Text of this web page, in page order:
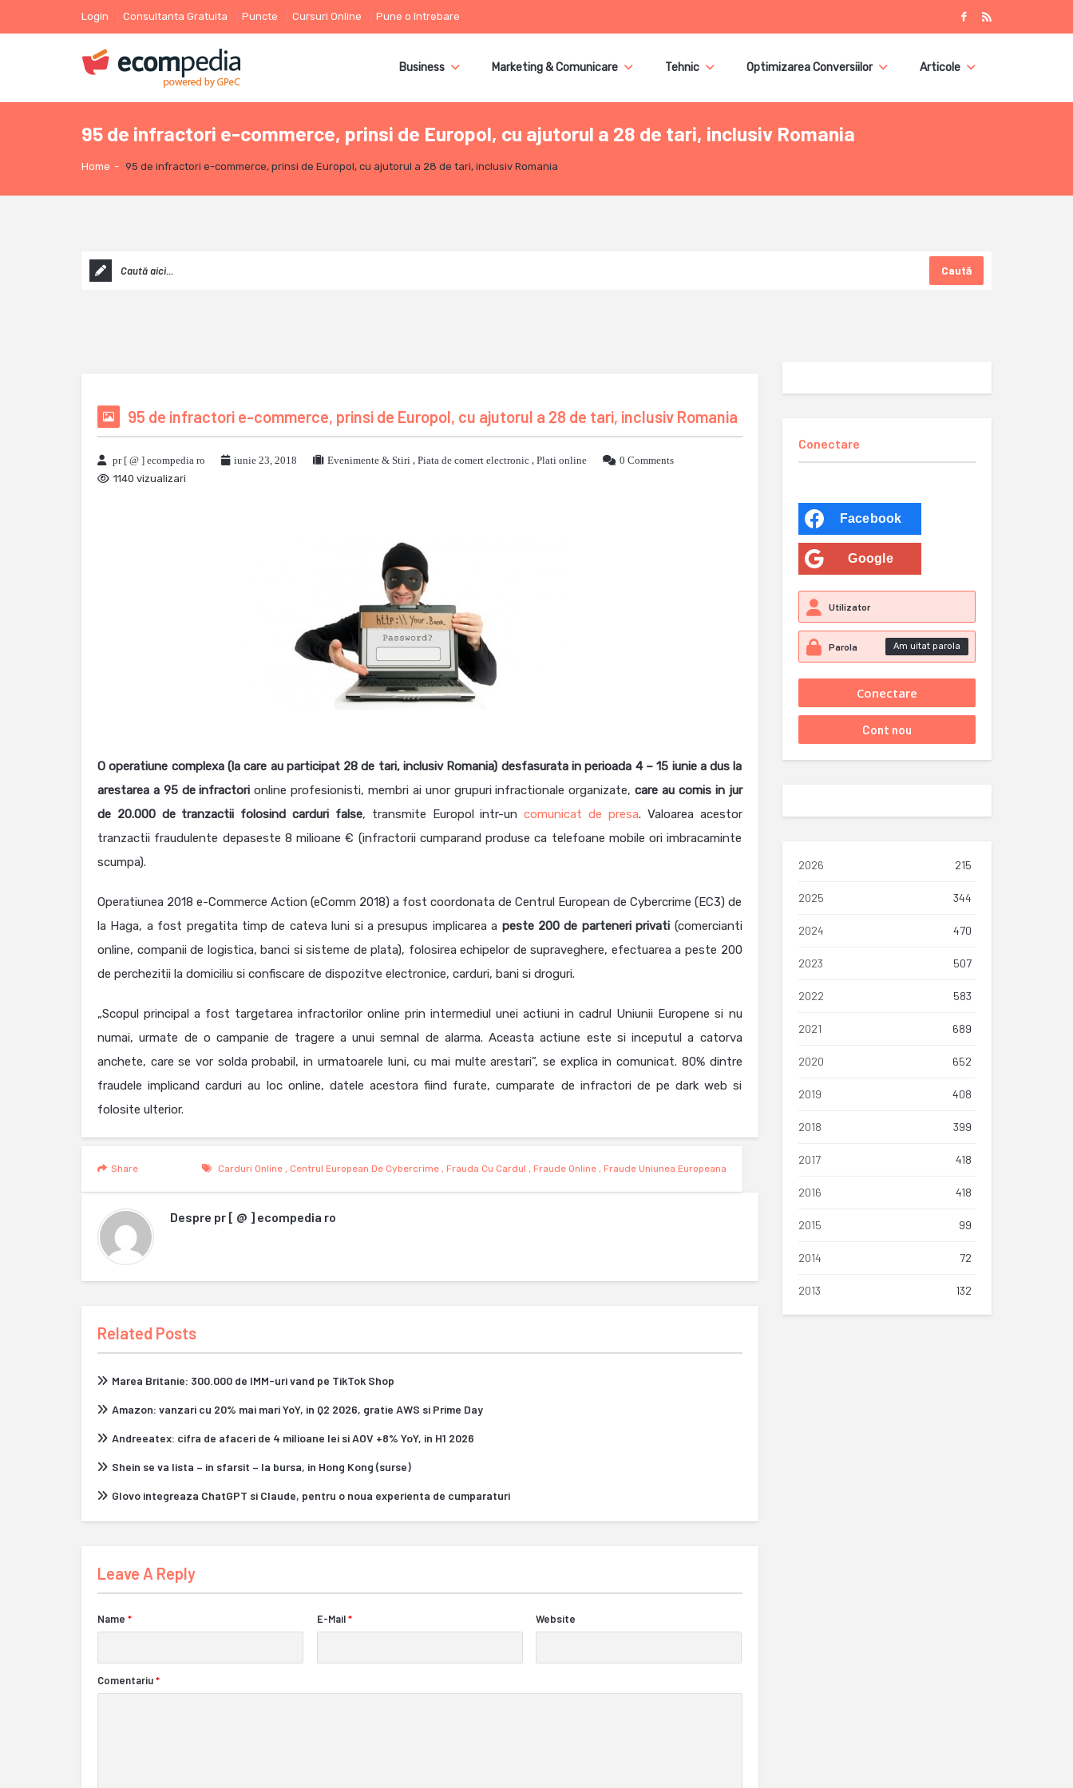
Login Consultanta Gratuita Puncte Cursuri Online Pune o întrebare
Business Marketing & Comunicare Tehnic Optimizarea Conversiilor Articole
95 de infractori e-commerce, prinsi de Europol, cu ajutorul a 28 de tari, inclusiv Romania
Home - 95 de infractori e-commerce, prinsi de Europol, cu ajutorul a 28 de tari, inclusiv Romania
Caută
95 de infractori e-commerce, prinsi de Europol, cu ajutorul a 28 de tari, inclusiv Romania
pr [ @ ] ecompedia ro iunie 23, 2018 Evenimente & Stiri , Piata de comert electronic , Plati online
0 Comments
1140 vizualizari
O operatiune complexa (la care au participat 28 de tari, inclusiv Romania) desfasurata in perioada 4 – 15 iunie a dus la
arestarea a 95 de infractori online profesionisti, membri ai unor grupuri infractionale organizate,care au comis in jur
de 20.000 de tranzactii folosind carduri false, transmite Europol intr-uncomunicat de presa. Valoarea acestor
tranzactii fraudulente depaseste 8 milioane € (infractorii cumparand produse ca telefoane mobile ori imbracaminte
scumpa).
Operatiunea 2018 e-Commerce Action (eComm 2018) a fost coordonata de Centrul European de Cybercrime (EC3) de
la Haga, a fost pregatita timp de cateva luni si a presupus implicarea a peste 200 de parteneri privati (comercianti
online, companii de logistica, banci si sisteme de plata), folosirea echipelor de supraveghere, efectuarea a peste 200
de perchezitii la domiciliu si confiscare de dispozitve electronice, carduri, bani si droguri.
„Scopul principal a fost targetarea infractorilor online prin intermediul unei actiuni in cadrul Uniunii Europene si nu
numai, urmate de o campanie de tragere a unui semnal de alarma. Aceasta actiune este si inceputul a catorva
anchete, care se vor solda probabil, in urmatoarele luni, cu mai multe arestari”, se explica in comunicat. 80% dintre
fraudele implicand carduri au loc online, datele acestora fiind furate, cumparate de infractori de pe dark web si
folosite ulterior.
Carduri Online, Centrul European De Cybercrime, Frauda Cu Cardul , Fraude Online, Fraude Uniunea Europeana
Share
Despre pr [ @ ] ecompedia ro
Related Posts
Marea Britanie: 300.000 de IMM-uri vand pe TikTok Shop
Amazon: vanzari cu 20% mai mari YoY, in Q2 2026, gratie AWS si Prime Day
Andreeatex: cifra de afaceri de 4 milioane lei si AOV +8% YoY, in H1 2026
Shein se va lista – in sfarsit – la bursa, in Hong Kong (surse)
Glovo integreaza ChatGPT si Claude, pentru o noua experienta de cumparaturi
Leave A Reply
Name * E-Mail * Website
Comentariu*
Conectare
Facebook
Google
Am uitat parola
2026 215
2025 344
2024 470
2023 507
2022 583
2021 689
2020 652
2019 408
2018 399
2017 418
2016 418
2015 99
2014 72
2013 132